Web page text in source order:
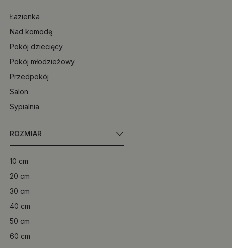
Łazienka
Nad komodę
Pokój dziecięcy
Pokój młodzieżowy
Przedpokój
Salon
Sypialnia
ROZMIAR
10 cm
20 cm
30 cm
40 cm
50 cm
60 cm